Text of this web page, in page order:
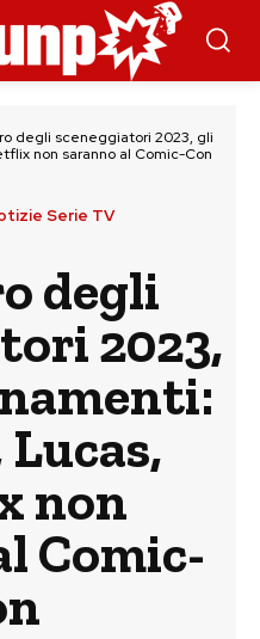
degli sceneggiatori 2023, gli
non saranno al Comic-Con
Serie TV
degli
2023,
non
Comic-